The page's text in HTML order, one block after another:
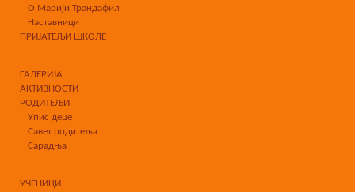
О Марији Трандафил
Наставници
ПРИЈАТЕЉИ ШКОЛЕ
ГАЛЕРИЈА
АКТИВНОСТИ
РОДИТЕЉИ
Упис деце
Савет родитеља
Сарадња
УЧЕНИЦИ